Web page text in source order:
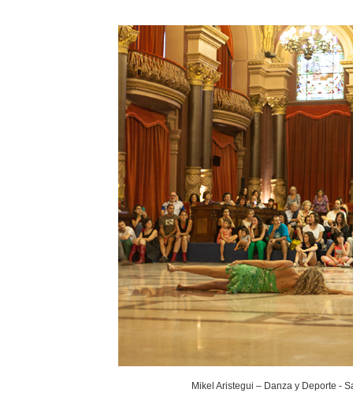
Mikel Aristegui – Danza y Deporte -